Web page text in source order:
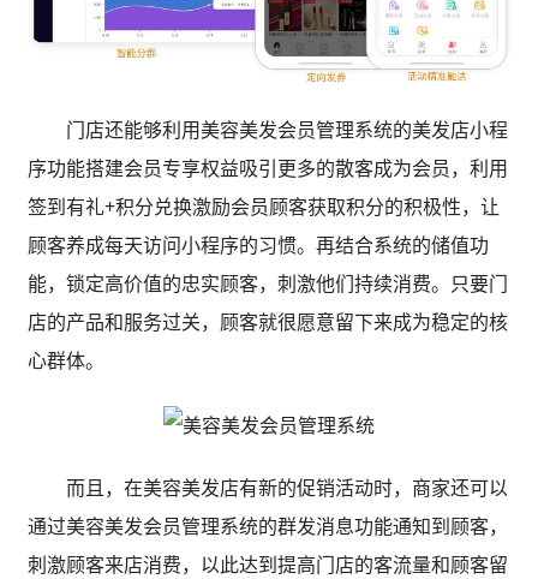
门店还能够利用美容美发会员管理系统的美发店小程
序功能搭建会员专享权益吸引更多的散客成为会员，利用
签到有礼+积分兑换激励会员顾客获取积分的积极性，让
顾客养成每天访问小程序的习惯。再结合系统的储值功
能，锁定高价值的忠实顾客，刺激他们持续消费。只要门
店的产品和服务过关，顾客就很愿意留下来成为稳定的核
心群体。
而且，在美容美发店有新的促销活动时，商家还可以
通过美容美发会员管理系统的群发消息功能通知到顾客，
刺激顾客来店消费，以此达到提高门店的客流量和顾客留